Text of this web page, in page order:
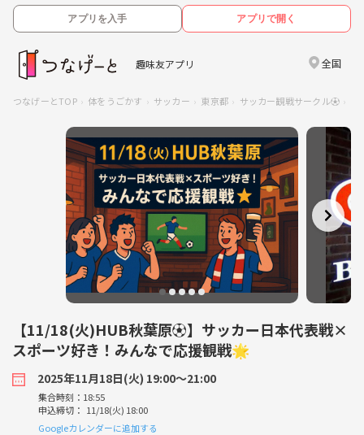
アプリを入手 アプリで開く
趣味友アプリ 全国
つなげーとTOP 体をうごかす サッカー 東京都 サッカー観戦サークル⚽️
【11/18(火)HUB秋葉原⚽️】サッカー日本代表戦×
スポーツ好き！みんなで応援観戦🌟
2025年11月18日(火) 19:00〜21:00
集合時刻：18:55
申込締切： 11/18(火) 18:00
Googleカレンダーに追加する